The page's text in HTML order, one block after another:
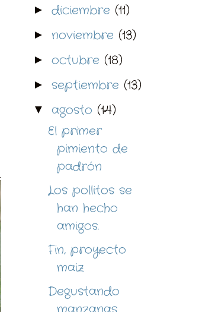
► diciembre (11)
► noviembre (13)
► octubre (18)
► septiembre (13)
▼ agosto (14)
El primer
pimiento de
padrón
Los pollitos se
han hecho
amigos.
Fin, proyecto
maiz
Degustando